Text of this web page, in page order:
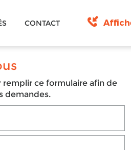
CONTACT
ce formulaire afin de
demandes.